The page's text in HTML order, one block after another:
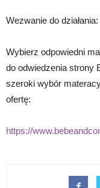
Wezwanie do działania:
Wybierz odpowiedni
do odwiedzenia strony
szeroki wybór
ofertę:
https://